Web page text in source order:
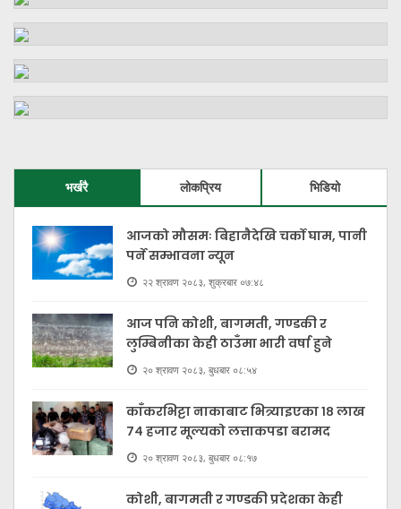
भर्खरै लोकप्रिय भिडियो
आजको मौसमः बिहानैदेखि चर्को घाम, पानी
पर्ने सम्भावना न्यून
२२ श्रावण २०८३, शुक्रबार ०७:४८
आज पनि कोशी, बागमती, गण्डकी र
लुम्बिनीका केही ठाउँमा भारी वर्षा हुने
२० श्रावण २०८३, बुधबार ०८:५४
काँकरभिट्टा नाकाबाट भित्र्याइएका १८ लाख
७४ हजार मूल्यकाे लत्ताकपडा बरामद
२० श्रावण २०८३, बुधबार ०८:१७
कोशी, बागमती र गण्डकी प्रदेशका केही